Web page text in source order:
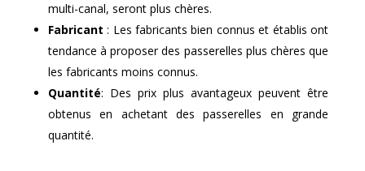
multi-canal, seront plus chères.
Fabricant : Les fabricants bien connus et établis ont
tendance à proposer des passerelles plus chères que
les fabricants moins connus.
Quantité: Des prix plus avantageux peuvent être
obtenus en achetant des passerelles en grande
quantité.